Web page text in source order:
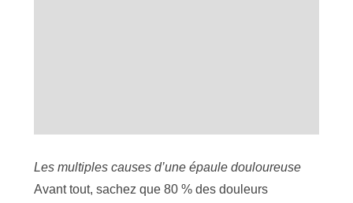
Les multiples causes d’une épaule douloureuse
Avant tout, sachez que 80 % des douleurs